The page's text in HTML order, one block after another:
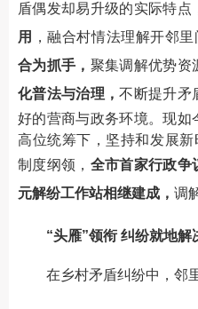
盾偶发却易升级的实际特点
用
，融合村情法理解开邻里
合为抓手， 聚集调解优势资
化普法与治理，不断提升矛
好的营商与政务环境。现如
高位统筹下，坚持和发展新
制度纲领， 全市首家行政争
元解纷工作站相继建成， 调
“头雁”领衔 纠纷就地解
在乡村矛盾纠纷中，邻里